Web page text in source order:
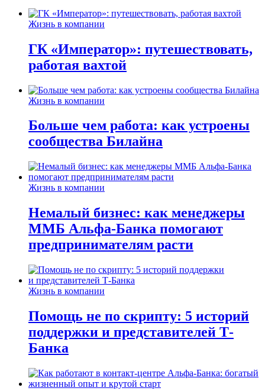
Жизнь в компании
ГК «Император»: путешествовать,
работая вахтой
Жизнь в компании
Больше чем работа: как устроены
сообщества Билайна
Жизнь в компании
Немалый бизнес: как менеджеры
ММБ Альфа-Банка помогают
предпринимателям расти
Жизнь в компании
Помощь не по скрипту: 5 историй
поддержки и представителей Т-
Банка